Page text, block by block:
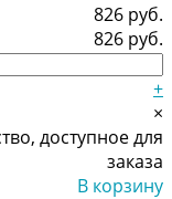
826 руб.
826 руб.
+
×
доступное для
заказа
В корзину